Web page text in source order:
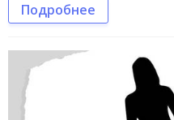
Подробнее